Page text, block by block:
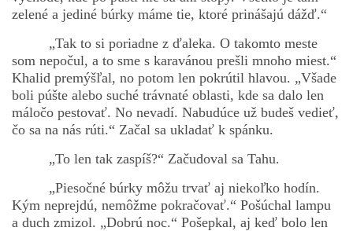
zelené a jediné búrky máme tie, ktoré prinášajú dážď.“
„Tak to si poriadne z ďaleka. O takomto meste
som nepočul, a to sme s karavánou prešli mnoho miest.“
Khalid premýšľal, no potom len pokrútil hlavou. „Všade
boli púšte alebo suché trávnaté oblasti, kde sa dalo len
máločo pestovať. No nevadí. Nabudúce už budeš vedieť,
čo sa na nás rúti.“ Začal sa ukladať k spánku.
„To len tak zaspíš?“ Začudoval sa Tahu.
„Piesočné búrky môžu trvať aj niekoľko hodín.
Kým neprejdú, nemôžme pokračovať.“ Pošúchal lampu
a duch zmizol. „Dobrú noc.“ Pošepkal, aj keď bolo len